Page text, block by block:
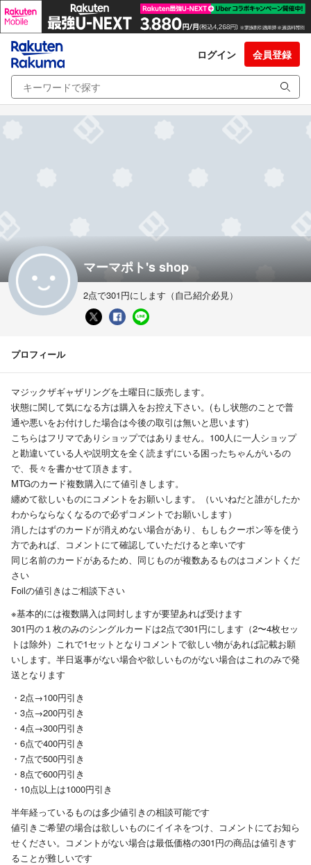
ログイン 会員登録
マーマポト's shop
2点で301円にします（自己紹介必見）
プロフィール
マジックザギャザリングを土曜日に販売します。
状態に関して気になる方は購入をお控え下さい。(もし状態のことで普
通や悪いをお付けした場合は今後の取引は無いと思います)
こちらはフリマでありショップではありません。100人に一人ショップ
と勘違いている人や説明文を全く読まずにいる困ったちゃんがいるの
で、長々を書かせて頂きます。
MTGのカード複数購入にて値引きします。
纏めて欲しいものにコメントをお願いします。（いいねだと誰がしたか
わからならなくなるので必ずコメントでお願いします）
消したはずのカードが消えめない場合があり、もしもクーポン等を使う
方であれば、コメントにて確認していただけると幸いです
同じ名前のカードがあるため、同じものが複数あるものはコメントくだ
さい
Foilの値引きはご相談下さい
※基本的には複数購入は同封しますが要望あれば受けます
301円の１枚のみのシングルカードは2点で301円にします（2〜4枚セッ
トは除外）これで1セットとなりコメントで欲しい物があれば記載お願
いします。半日返事がない場合や欲しいものがない場合はこれのみで発
送となります
・2点→100円引き
・3点→200円引き
・4点→300円引き
・6点で400円引き
・7点で500円引き
・8点で600円引き
・10点以上は1000円引き
半年経っているものは多少値引きの相談可能です
値引きご希望の場合は欲しいものにイイネをつけ、コメントにてお知ら
せください。コメントがない場合は最低価格の301円の商品は値引きす
ることが難しいです